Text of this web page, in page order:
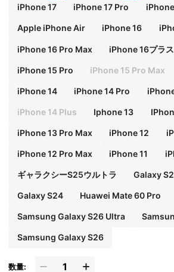
iPhone 17 iPhone 17 Pro
Apple iPhone Air iPhone 16
iPhone 16 Pro Max iPhone 16プラス
iPhone 15 Pro iPhone 15 Pro Max
iPhone 14 iPhone 14 Pro
iPhone 14 Plus Iphone 13
iPhone 13 Pro Max iPhone 12
iPhone 12 Pro Max iPhone 11
ギャラクシーS25ウルトラ Galaxy
Galaxy S24 Huawei Mate 60 Pro
Samsung Galaxy S26 Ultra
Samsung Galaxy S26
数量: